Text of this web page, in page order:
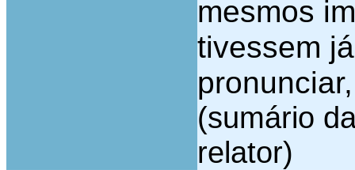
mesmos
tivessem
(sumário
relator)